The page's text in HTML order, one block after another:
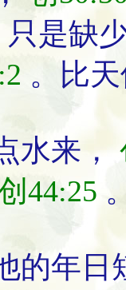
只是缺
。 比
水来 ，
44:25
的年日